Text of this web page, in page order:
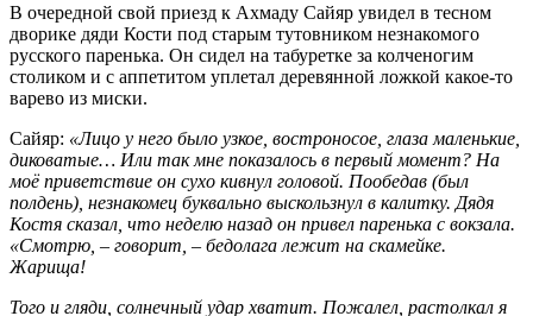
В очередной свой приезд к Ахмаду Сайяр увидел в тесном
дворике дяди Кости под старым тутовником незнакомого
русского паренька. Он сидел на табуретке за колченогим
столиком и с аппетитом уплетал деревянной ложкой какое-то
варево из миски.
Сайяр: «Лицо у него было узкое, востроносое, глаза маленькие,
диковатые… Или так мне показалось в первый момент? На
моё приветствие он сухо кивнул головой. Пообедав (был
полдень), незнакомец буквально выскользнул в калитку. Дядя
Костя сказал, что неделю назад он привел паренька с вокзала.
«Смотрю, – говорит, – бедолага лежит на скамейке.
Жарища!
Того и гляди, солнечный удар хватит. Пожалел, растолкал я